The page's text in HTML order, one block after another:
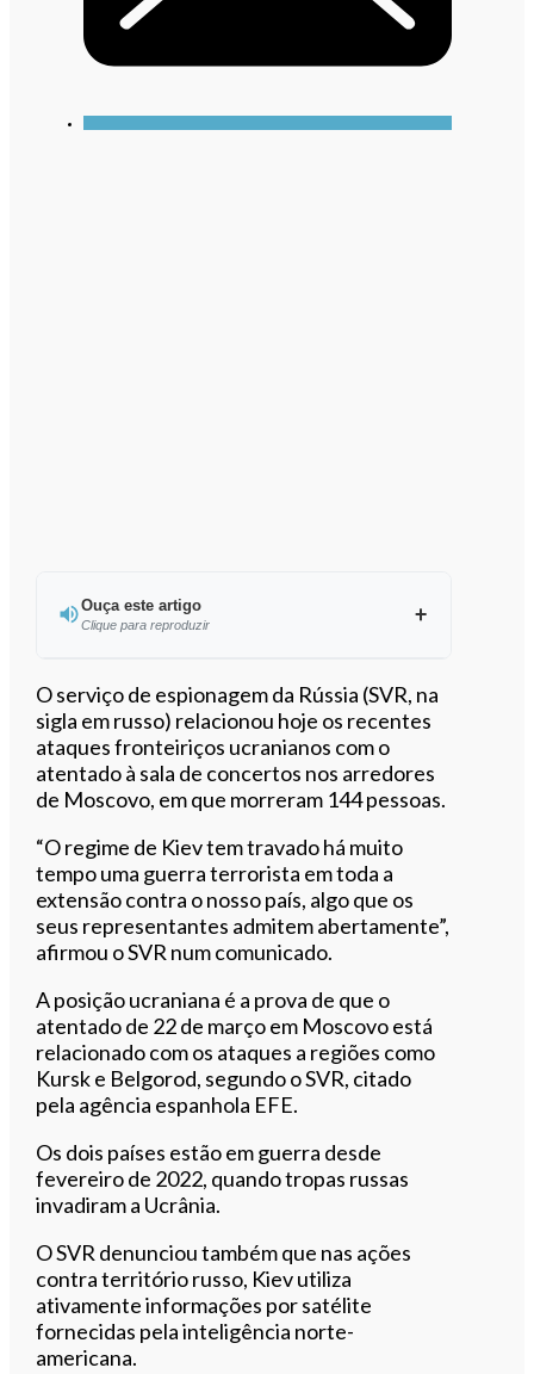
Ouça este artigo
Clique para reproduzir
Ouvir este artigo
O serviço de espionagem da Rússia (SVR, na
sigla em russo) relacionou hoje os recentes
ataques fronteiriços ucranianos com o
atentado à sala de concertos nos arredores
de Moscovo, em que morreram 144 pessoas.
“O regime de Kiev tem travado há muito
tempo uma guerra terrorista em toda a
extensão contra o nosso país, algo que os
seus representantes admitem abertamente”,
afirmou o SVR num comunicado.
A posição ucraniana é a prova de que o
atentado de 22 de março em Moscovo está
relacionado com os ataques a regiões como
Kursk e Belgorod, segundo o SVR, citado
pela agência espanhola EFE.
Os dois países estão em guerra desde
fevereiro de 2022, quando tropas russas
invadiram a Ucrânia.
O SVR denunciou também que nas ações
contra território russo, Kiev utiliza
ativamente informações por satélite
fornecidas pela inteligência norte-
americana.